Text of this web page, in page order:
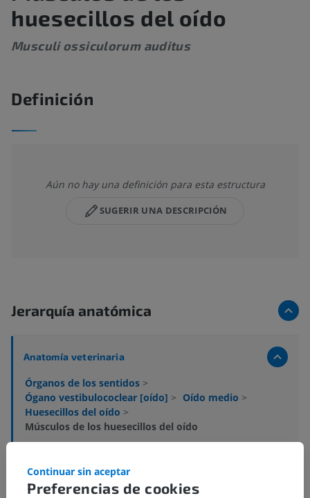
huesecillos del oído
Musculi ossiculorum auditus
Definición
Aún no hay una definición para esta estructura
SUGERIR UNA DESCRIPCIÓN
Jerarquía anatómica
Anatomía veterinaria
Órganos de los sentidos >
Ógano vestibulococlear [oído] > Oído medio >
Huesecillos del oído >
Músculos de los huesecillos del oído
Músculo tensor del tímpano
Músculo estapedio: Músculo del estribo
Preferencias de cookies
Continuar sin aceptar